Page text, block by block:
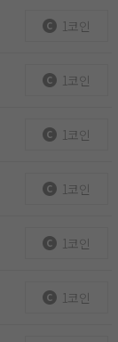
1코인
1코인
1코인
1코인
1코인
1코인